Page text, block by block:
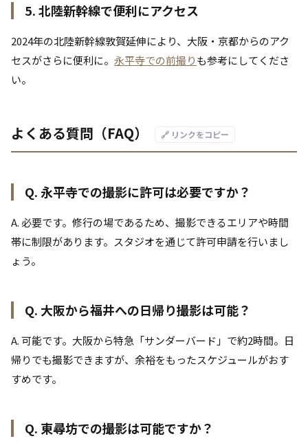
5. 北陸新幹線で便利にアクセス
2024年の北陸新幹線敦賀延伸により、大阪・京都からのアク
セスがさらに便利に。 永平寺での前撮りも参考にしてくださ
い。
よくある質問（FAQ） 🔗 リンクをコピー
Q. 永平寺での撮影に許可は必要ですか？
A. 必要です。修行の場であるため、撮影できるエリアや時間
帯に制限があります。スタジオを通じて許可申請を行いまし
ょう。
Q. 大阪から福井への日帰り撮影は可能？
A. 可能です。大阪から特急「サンダーバード」で約2時間。日
帰りでも撮影できますが、余裕をもったスケジュールがおす
すめです。
Q. 東尋坊での撮影は可能ですか？